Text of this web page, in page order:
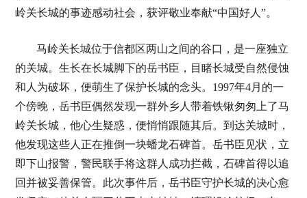
岭关长城的事迹感动社会，获评敬业奉献“中国好人”。
马岭关长城位于信都区两山之间的谷口，是一座独立
的关城。生长在长城脚下的岳书臣，目睹长城受自然侵蚀
和人为破坏，便萌生了保护长城的念头。1997年4月的一
个傍晚，岳书臣偶然发现一群外乡人带着铁锹匆匆上了马
岭关长城，他心生疑惑，便悄悄跟随其后。到达关城时，
他发现这些人正在推倒一块蟠龙石碑首。岳书臣见状，立
即下山报警，警民联手将这群人成功拦截，石碑首得以追
回并被妥善保管。此次事件后，岳书臣守护长城的决心愈